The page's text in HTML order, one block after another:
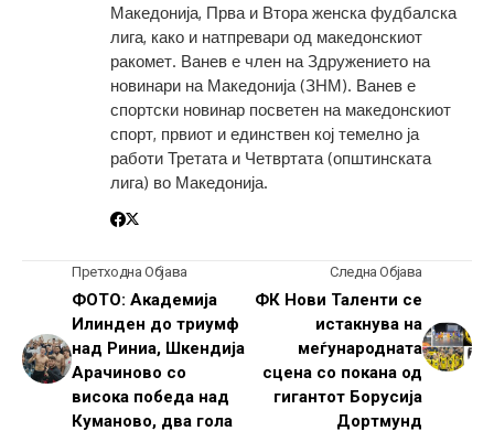
Македонија, Прва и Втора женска фудбалска
лига, како и натпревари од македонскиот
ракомет. Ванев е член на Здружението на
новинари на Македонија (ЗНМ). Ванев е
спортски новинар посветен на македонскиот
спорт, првиот и единствен кој темелно ја
работи Третата и Четвртата (општинската
лига) во Македонија.
Претходна Објава
ФОТО: Академија
Илинден до триумф
над Риниа, Шкендија
Арачиново со
висока победа над
Куманово, два гола
Следна Објава
ФК Нови Таленти се
истакнува на
меѓународната
сцена со покана од
гигантот Борусија
Дортмунд